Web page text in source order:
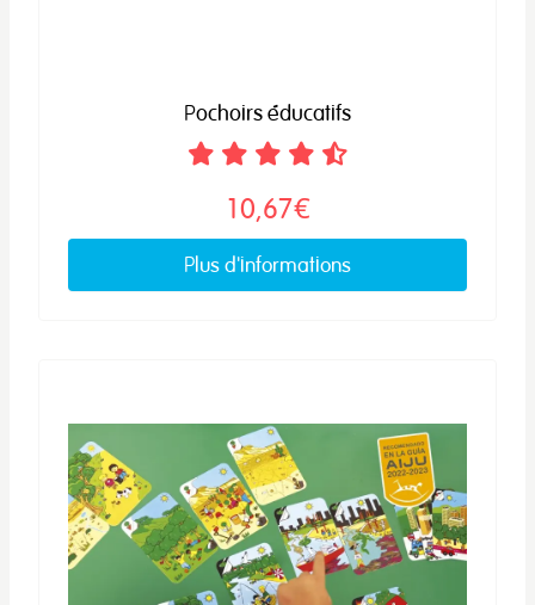
Pochoirs éducatifs
10,67€
Plus d'informations